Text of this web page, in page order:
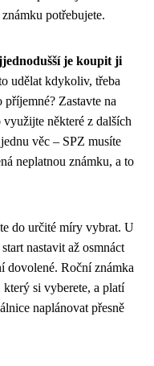
potřebujete.
je koupit ji
udělat kdykoliv, třeba
Zastavte na
využijte některé z dalších
věc – SPZ musíte
neplatnou známku, a to
do určité míry vybrat. U
nastavit až osmnáct
dovolené. Roční známka
si vyberete, a platí
naplánovat přesně